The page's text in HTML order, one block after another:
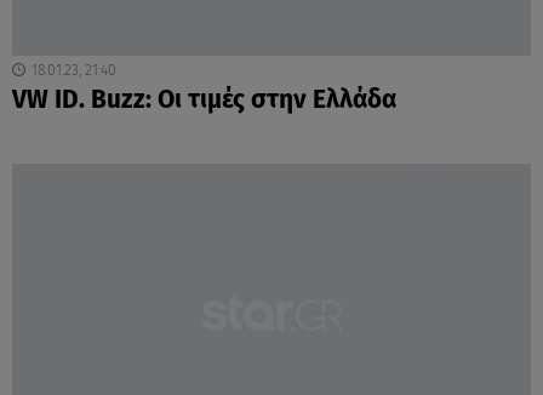
18.01.23, 21:40
VW ID. Buzz: Οι τιμές στην Ελλάδα